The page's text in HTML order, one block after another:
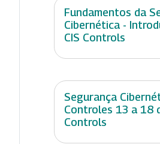
Fundamentos da
Cibernética -
CIS Controls
Segurança
Controles 13 a 18
Controls